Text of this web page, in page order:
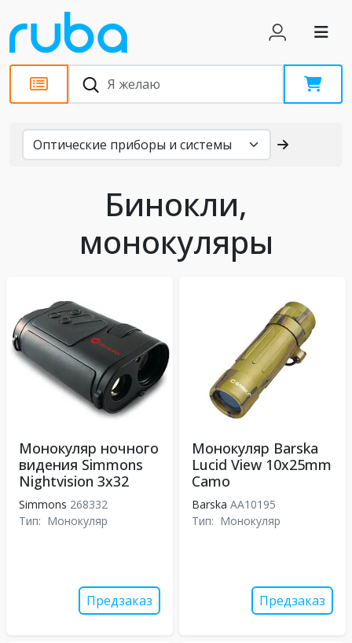
Каталог
Бинокли,
монокуляры
Монокуляр ночного
видения Simmons
Nightvision 3x32
Simmons 268332
Тип: Монокуляр
Предзаказ
Монокуляр Barska
Lucid View 10x25mm
Camo
Barska AA10195
Тип: Монокуляр
Предзаказ